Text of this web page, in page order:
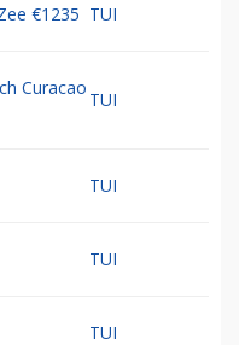
€1235 TUI
Curacao
TUI
TUI
TUI
TUI